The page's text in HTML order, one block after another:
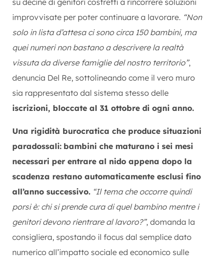
improvvisate per poter continuare a lavorare. “Non
solo in lista d’attesa ci sono circa 150 bambini, ma
quei numeri non bastano a descrivere la realtà
vissuta da diverse famiglie del nostro territorio”,
denuncia Del Re, sottolineando come il vero muro
sia rappresentato dal sistema stesso delle
iscrizioni, bloccate al 31 ottobre di ogni anno.
Una rigidità burocratica che produce situazioni
paradossali: bambini che maturano i sei mesi
necessari per entrare al nido appena dopo la
scadenza restano automaticamente esclusi fino
all’anno successivo. “Il tema che occorre quindi
porsi è: chi si prende cura di quel bambino mentre i
genitori devono rientrare al lavoro?”, domanda la
consigliera, spostando il focus dal semplice dato
numerico all’impatto sociale ed economico sulle